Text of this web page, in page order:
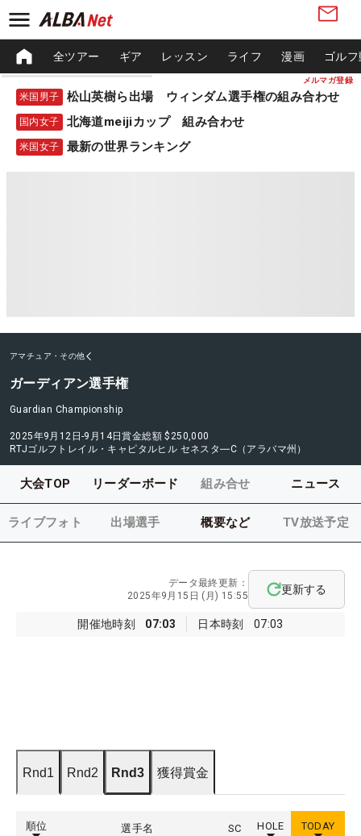
メルマガ登録
全ツアー ギア レッスン ライフ 漫画 ゴル
米国男子 松山英樹ら出場 ウィンダム選手権の組み合わせ
国内女子 北海道meijiカップ 組み合わせ
米国女子 最新の世界ランキング
アマチュア・その他
ガーディアン選手権
Guardian Championship
2025年9月12日-9月14日賞金総額 $250,000
RTJゴルフトレイル・キャピタルヒル セネスタ―C（アラバマ州）
大会TOP リーダーボード 組み合せ ニュース
ライブフォト 出場選手 概要など TV放送予定
開催地時刻 07:03 日本時刻 07:03
データ最終更新：
2025年9月15日 (月) 15:55
更新する
Rnd1 Rnd2 Rnd3 獲得賞金
順位 選手名 SC HOLE TODAY